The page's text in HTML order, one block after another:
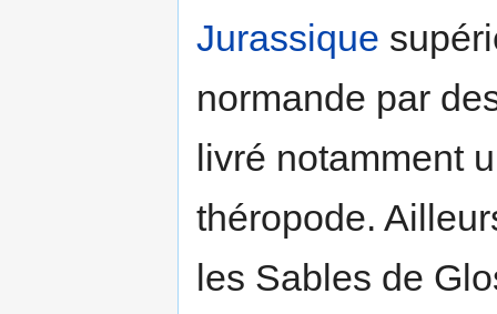
Jurassique
normande par
livré notamment
théropode.
les Sables de